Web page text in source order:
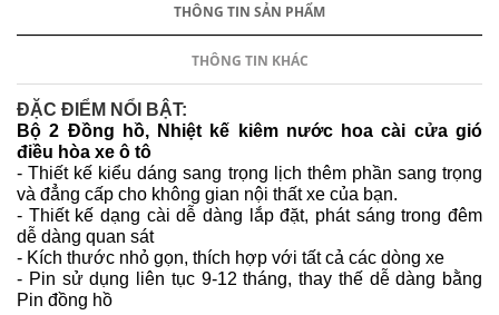
THÔNG TIN SẢN PHẨM
THÔNG TIN KHÁC
ĐẶC ĐIỂM NỔI BẬT:
Bộ 2 Đồng hồ, Nhiệt kế kiêm nước hoa cài cửa gió
điều hòa xe ô tô
- Thiết kế kiểu dáng sang trọng lịch thêm phần sang trọng
và đẳng cấp cho không gian nội thất xe của bạn.
- Thiết kế dạng cài dễ dàng lắp đặt, phát sáng trong đêm
dễ dàng quan sát
- Kích thước nhỏ gọn, thích hợp với tất cả các dòng xe
- Pin sử dụng liên tục 9-12 tháng, thay thế dễ dàng bằng
Pin đồng hồ